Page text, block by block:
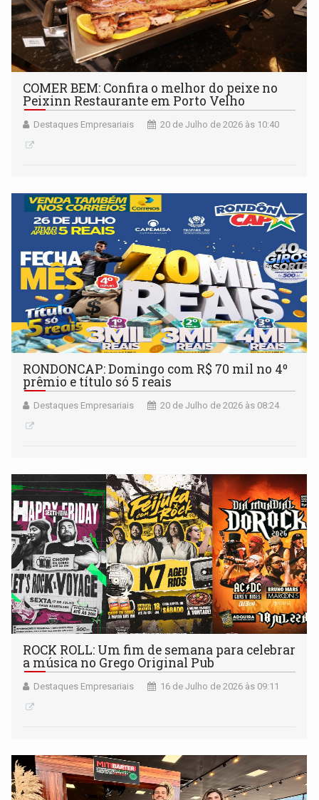
COMER BEM: Confira o melhor do peixe no
Peixinn Restaurante em Porto Velho
Destaques Empresariais 20 de Julho de 2026 às 10:40
RONDONCAP: Domingo com R$ 70 mil no 4º
prêmio e título só 5 reais
Destaques Empresariais 20 de Julho de 2026 às 08:24
ROCK ROLL: Um fim de semana para celebrar
a música no Grego Original Pub
Destaques Empresariais 16 de Julho de 2026 às 09:11